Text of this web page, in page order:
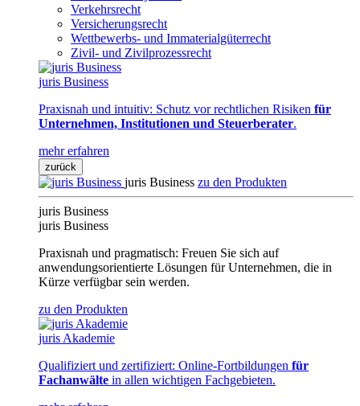
Verkehrsrecht
Versicherungsrecht
Wettbewerbs- und Immaterialgüterrecht
Zivil- und Zivilprozessrecht
juris Business
Praxisnah und intuitiv: Schutz vor rechtlichen Risiken für
Unternehmen, Institutionen und Steuerberater.
mehr erfahren
zurück
juris Business zu den Produkten
juris Business
juris Business
Praxisnah und pragmatisch: Freuen Sie sich auf
anwendungsorientierte Lösungen für Unternehmen, die in
Kürze verfügbar sein werden.
zu den Produkten
juris Akademie
Qualifiziert und zertifiziert: Online-Fortbildungen für
Fachanwälte in allen wichtigen Fachgebieten.